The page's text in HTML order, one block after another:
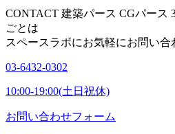
CONTACT 建築パース CGパース
ごとは
スペースラボにお気軽にお問い合
03-6432-0302
10:00-19:00(土日祝休)
お問い合わせフォーム